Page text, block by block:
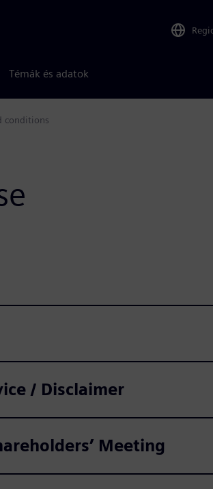
Témák és adatok
conditions
/ Disclaimer
Meeting